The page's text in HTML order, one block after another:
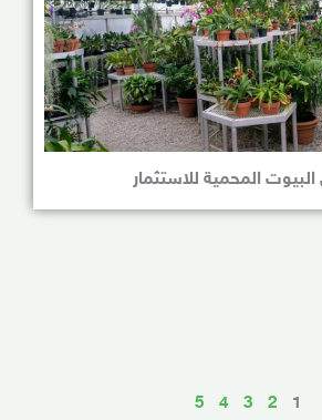
المحمية للاستثمار
1
2
3
4
5